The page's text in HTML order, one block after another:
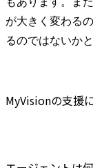
が大きく変わる
るのではないか
MyVisionの支援